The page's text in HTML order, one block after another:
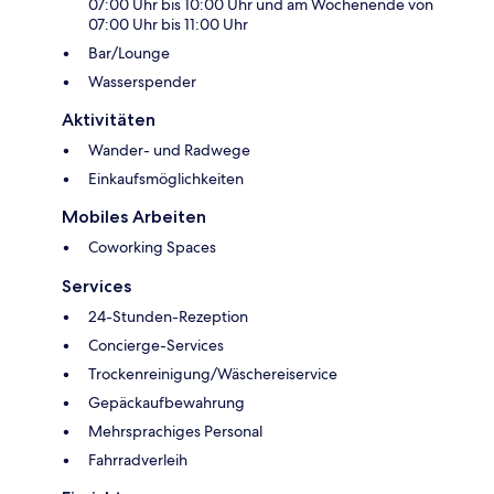
07:00 Uhr bis 10:00 Uhr und am Wochenende von
07:00 Uhr bis 11:00 Uhr
Bar/Lounge
Wasserspender
Aktivitäten
Wander- und Radwege
Einkaufsmöglichkeiten
Mobiles Arbeiten
Coworking Spaces
Services
24-Stunden-Rezeption
Concierge-Services
Trockenreinigung/Wäschereiservice
Gepäckaufbewahrung
Mehrsprachiges Personal
Fahrradverleih